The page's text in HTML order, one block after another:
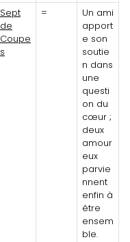
Sept
de
Coupe
s
=
Un ami
apport
e son
soutie
n dans
une
questi
on du
cœur ;
deux
amour
eux
parvie
nnent
enfin à
être
ensem
ble.